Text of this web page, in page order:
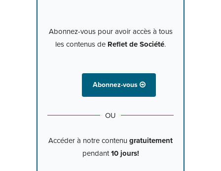
Abonnez-vous pour avoir accès à tous
les contenus de Reflet de Société.
Abonnez-vous
OU
Accéder à notre contenu gratuitement
pendant10 jours!